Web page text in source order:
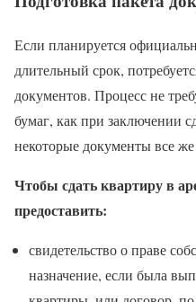
Если планируется
длительный срок,
документов. Процесс не
бумаг, как при заключении
некоторые документы все
Чтобы сдать квартиру в
предоставить:
свидетельство о праве
назначение, если была